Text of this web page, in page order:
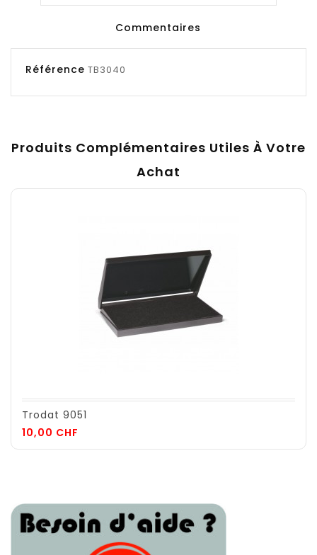
Commentaires
Référence TB3040
Produits Complémentaires Utiles À Votre
Achat
Trodat 9051
10,00 CHF